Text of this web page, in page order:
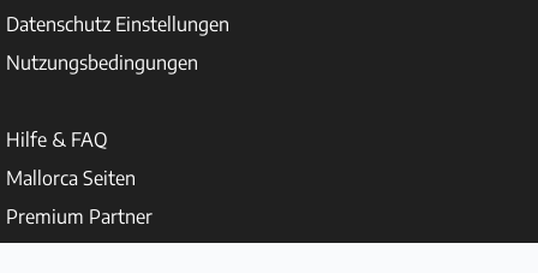
Datenschutz Einstellungen
Nutzungsbedingungen
Hilfe & FAQ
Mallorca Seiten
Premium Partner